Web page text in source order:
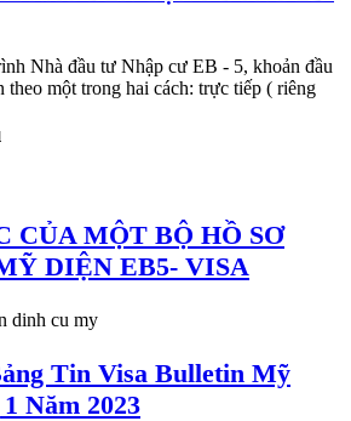
Nhà đầu tư Nhập cư EB - 5, khoản đầu
theo một trong hai cách: trực tiếp ( riêng
CỦA MỘT BỘ HỒ SƠ
DIỆN EB5- VISA
Tin Visa Bulletin Mỹ
Năm 2023